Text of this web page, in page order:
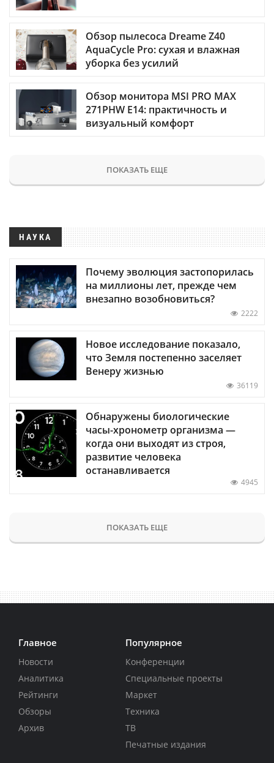
Обзор пылесоса Dreame Z40
AquaCycle Pro: сухая и влажная
уборка без усилий
Обзор монитора MSI PRO MAX
271PHW E14: практичность и
визуальный комфорт
ПОКАЗАТЬ ЕЩЕ
НАУКА
Почему эволюция застопорилась
на миллионы лет, прежде чем
внезапно возобновиться?
2222
Новое исследование показало,
что Земля постепенно заселяет
Венеру жизнью
36119
Обнаружены биологические
часы-хронометр организма —
когда они выходят из строя,
развитие человека
останавливается
4945
ПОКАЗАТЬ ЕЩЕ
Главное
Новости
Аналитика
Рейтинги
Обзоры
Архив
Популярное
Конференции
Специальные проекты
Маркет
Техника
ТВ
Печатные издания